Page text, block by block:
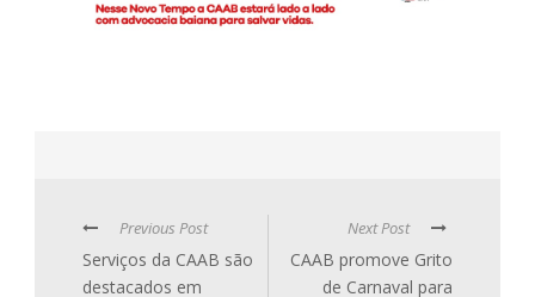
Previous Post
Serviços da CAAB são
destacados em
Next Post
CAAB promove Grito
de Carnaval para